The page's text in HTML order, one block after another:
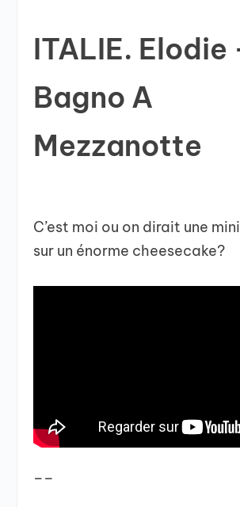
ITALIE. Elodie
Bagno A
Mezzanotte
C’est moi ou on dirait une
sur un énorme cheesecake?
__